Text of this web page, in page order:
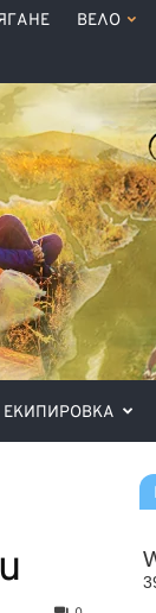
ВЕЛО
ЕКИПИРОВКА